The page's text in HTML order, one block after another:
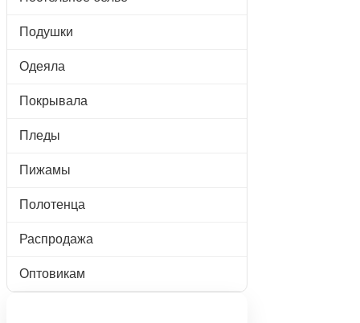
Подушки
Одеяла
Покрывала
Пледы
Пижамы
Полотенца
Распродажа
Оптовикам